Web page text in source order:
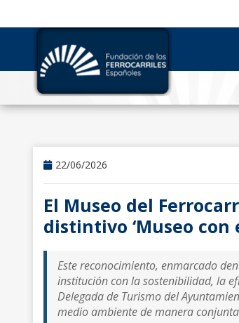
22/06/2026
El Museo del
distintivo ‘Museo con
Este reconocimiento, enmarcado
institución con la sostenibilidad, la
Delegada de Turismo del
medio ambiente de manera